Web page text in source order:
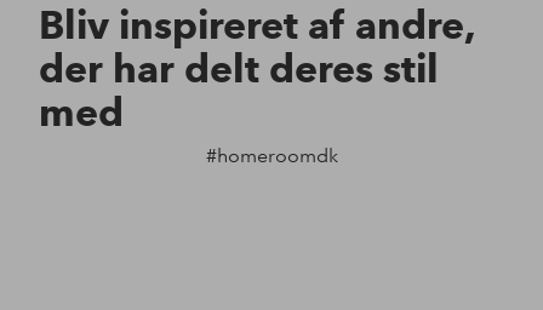
Bliv inspireret af andre,
der har delt deres stil
med
#homeroomdk